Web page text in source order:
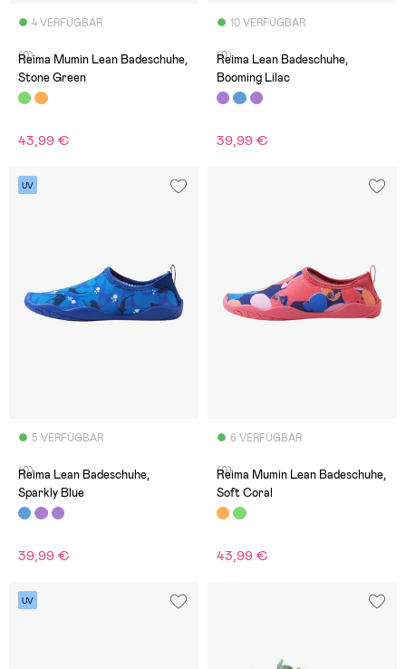
4 VERFÜGBAR
(0)
Reima Mumin Lean Badeschuhe,
Stone Green
43,99 €
10 VERFÜGBAR
(0)
Reima Lean Badeschuhe,
Booming Lilac
39,99 €
UV
5 VERFÜGBAR
(0)
Reima Lean Badeschuhe,
Sparkly Blue
39,99 €
6 VERFÜGBAR
(0)
Reima Mumin Lean Badeschuhe,
Soft Coral
43,99 €
UV